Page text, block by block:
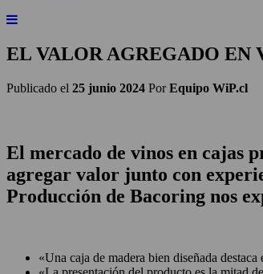
EL VALOR AGREGADO EN
Publicado el 25 junio 2024 PorEquipo WiP.cl
El mercado de vinos en cajas
agregar valor junto con
Producción de Bacoring nos
«Una caja de madera bien diseñada